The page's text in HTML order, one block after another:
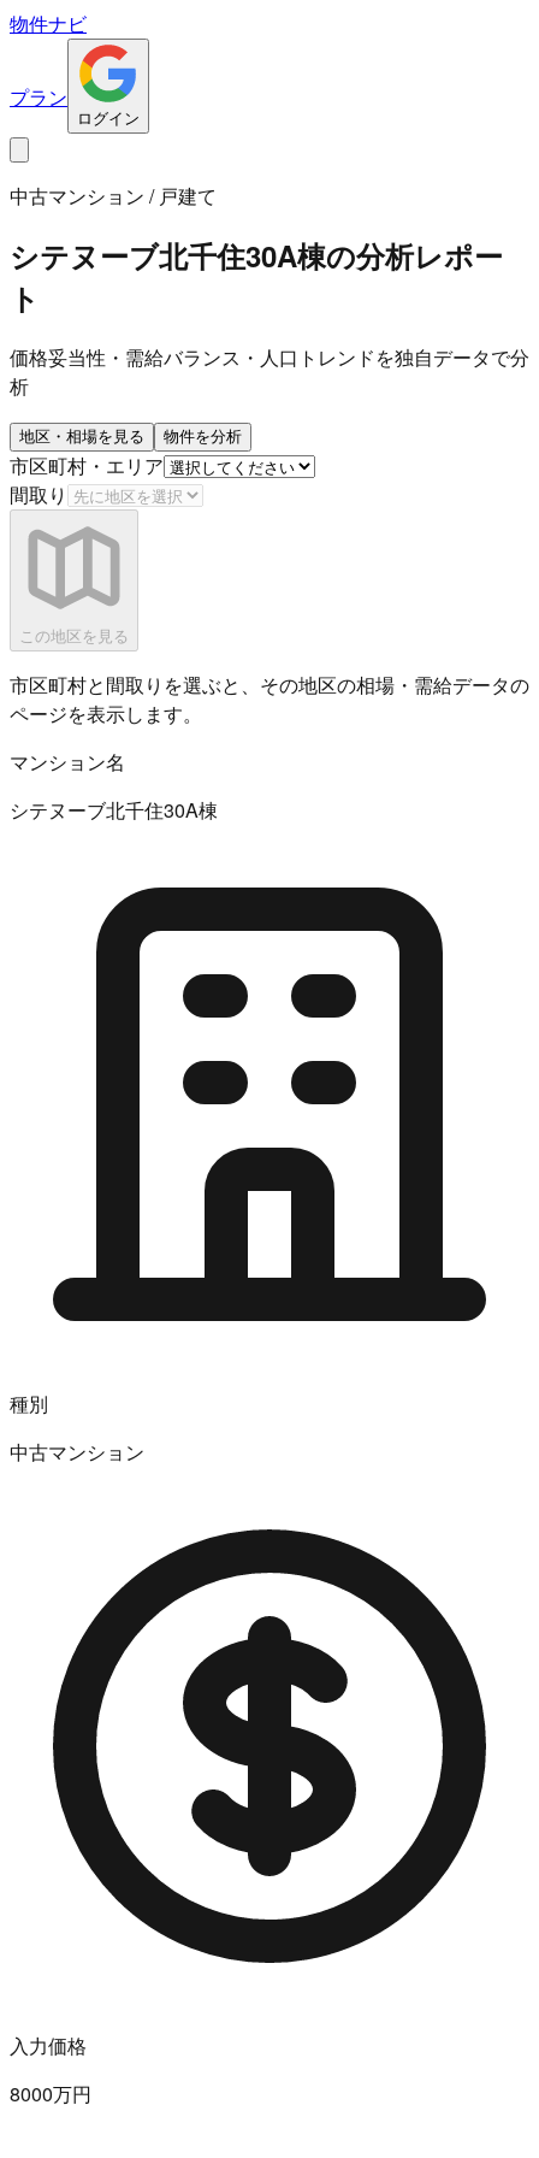
物件ナビ
プラン
ログイン
中古マンション / 戸建て
シテヌーブ北千住30A棟の分析レポー
ト
価格妥当性・需給バランス・人口トレンドを独自データで分
析
地区・相場を見る 物件を分析
市区町村・エリア
間取り
この地区を見る
市区町村と間取りを選ぶと、その地区の相場・需給データの
ページを表示します。
マンション名
シテヌーブ北千住30A棟
種別
中古マンション
入力価格
8000万円